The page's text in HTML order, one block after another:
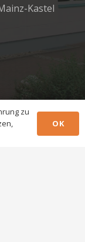
Kastel
zu
OK